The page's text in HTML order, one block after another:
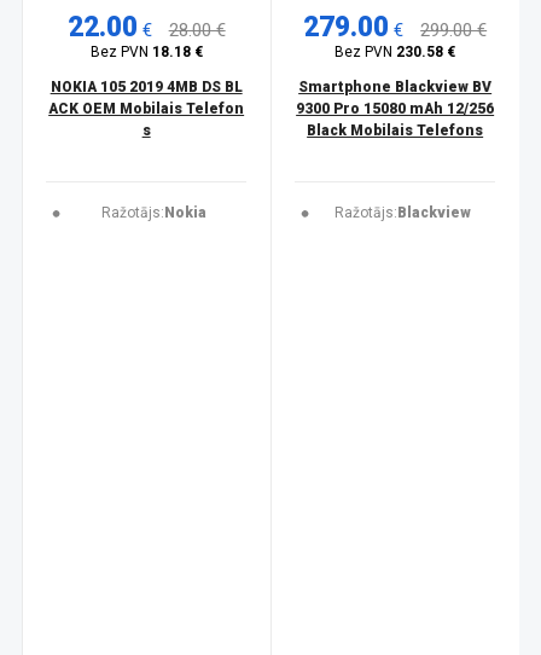
22.00 € 28.00 €
Bez PVN 18.18 €
NOKIA 105 2019 4MB DS BL
ACK OEM Mobilais Telefon
s
Ražotājs: Nokia
279.00 € 299.00 €
Bez PVN 230.58 €
Smartphone Blackview BV
9300 Pro 15080 mAh 12/256
Black Mobilais Telefons
Ražotājs: Blackview